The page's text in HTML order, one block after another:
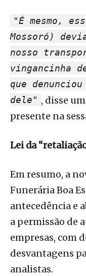
"É mesmo,
Mossoró)
nosso
vingancinha
que
dele" , disse
presente na
Lei da
Em resumo, a
Funerária Boa
antecedência e
a permissão de
empresas, com
desvantagens
analistas.